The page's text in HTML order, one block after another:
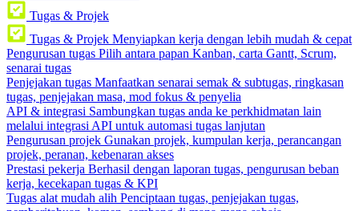
Tugas & Projek
Tugas & Projek Menyiapkan kerja dengan lebih mudah & cepat
Pengurusan tugas Pilih antara papan Kanban, carta Gantt, Scrum,
senarai tugas
Penjejakan tugas Manfaatkan senarai semak & subtugas, ringkasan
tugas, penjejakan masa, mod fokus & penyelia
API & integrasi Sambungkan tugas anda ke perkhidmatan lain
melalui integrasi API untuk automasi tugas lanjutan
Pengurusan projek Gunakan projek, kumpulan kerja, perancangan
projek, peranan, kebenaran akses
Prestasi pekerja Berhasil dengan laporan tugas, pengurusan beban
kerja, kecekapan tugas & KPI
Tugas alat mudah alih Penciptaan tugas, penjejakan tugas,